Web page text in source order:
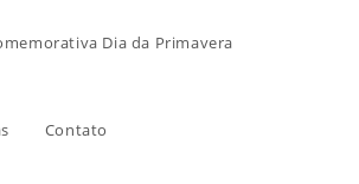
Dia da Primavera
Contato